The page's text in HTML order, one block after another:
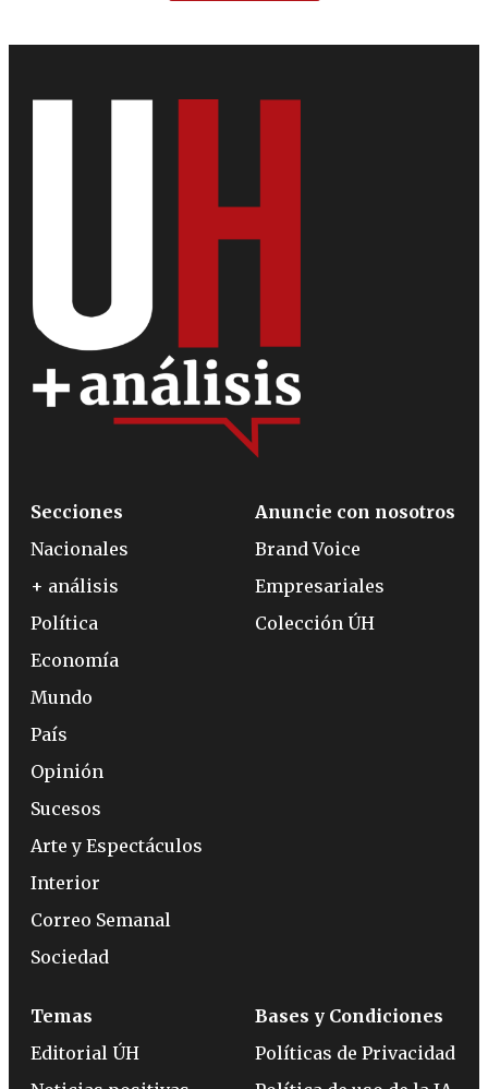
Secciones
Nacionales
+ análisis
Política
Economía
Mundo
País
Opinión
Sucesos
Arte y Espectáculos
Interior
Correo Semanal
Sociedad
Anuncie con nosotros
Brand Voice
Empresariales
Colección ÚH
Temas
Editorial ÚH
Bases y Condiciones
Políticas de Privacidad